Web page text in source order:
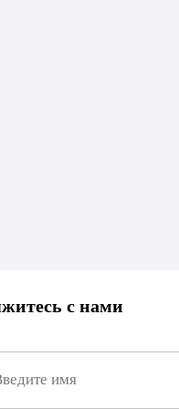
с нами